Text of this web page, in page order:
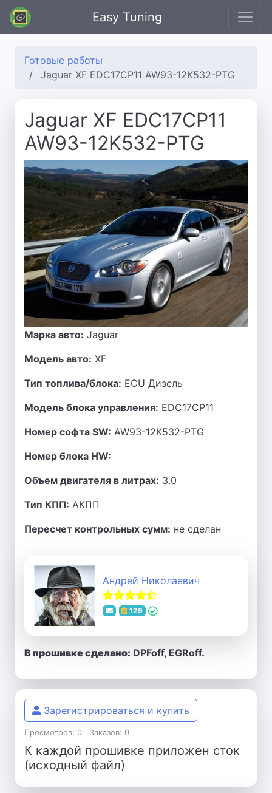
Easy Tuning
Готовые работы
Jaguar XF EDC17CP11 AW93-12K532-PTG
Jaguar XF EDC17CP11
AW93-12K532-PTG
Марка авто: Jaguar
Модель авто: XF
Тип топлива/блока: ECU Дизель
Модель блока управления: EDC17CP11
Номер софта SW: AW93-12K532-PTG
Номер блока HW:
Объем двигателя в литрах: 3.0
Тип КПП: АКПП
Пересчет контрольных сумм: не сделан
Андрей Николаевич
129
В прошивке сделано: DPFoff, EGRoff.
Зарегистрироваться и купить
Просмотров: 0 Заказов: 0
К каждой прошивке приложен сток
(исходный файл)